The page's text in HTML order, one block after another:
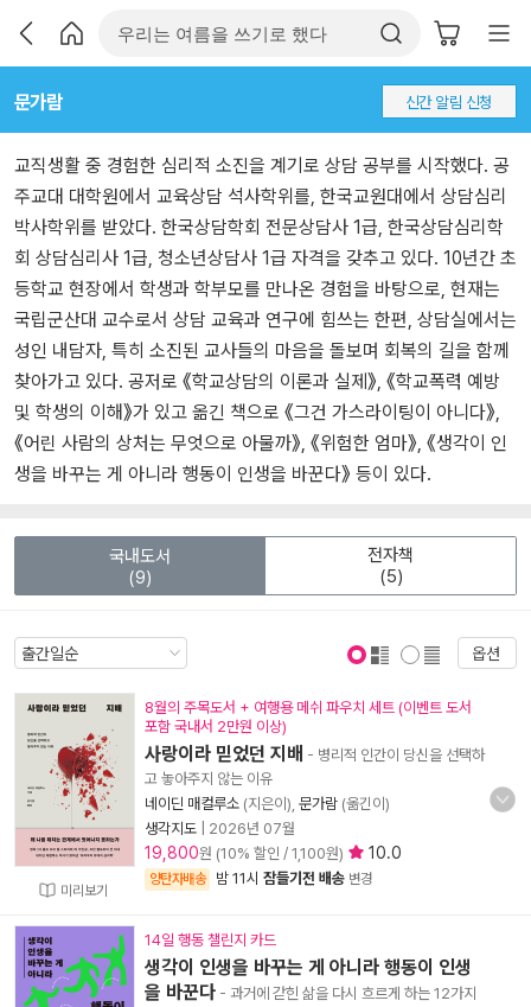
문가람 신간 알림 신청
교직생활 중 경험한 심리적 소진을 계기로 상담 공부를 시작했다. 공
주교대 대학원에서 교육상담 석사학위를, 한국교원대에서 상담심리
박사학위를 받았다. 한국상담학회 전문상담사 1급, 한국상담심리학
회 상담심리사 1급, 청소년상담사 1급 자격을 갖추고 있다. 10년간 초
등학교 현장에서 학생과 학부모를 만나온 경험을 바탕으로, 현재는
국립군산대 교수로서 상담 교육과 연구에 힘쓰는 한편, 상담실에서는
성인 내담자, 특히 소진된 교사들의 마음을 돌보며 회복의 길을 함께
찾아가고 있다. 공저로 《학교상담의 이론과 실제》, 《학교폭력 예방
및 학생의 이해》가 있고 옮긴 책으로 《그건 가스라이팅이 아니다》,
《어린 사람의 상처는 무엇으로 아물까》, 《위험한 엄마》, 《생각이 인
생을 바꾸는 게 아니라 행동이 인생을 바꾼다》 등이 있다.
국내도서
(9)
전자책
(5)
옵션
미리보기
8월의 주목도서 + 여행용 메쉬 파우치 세트 (이벤트 도서
포함 국내서 2만원 이상)
사랑이라 믿었던 지배 - 병리적 인간이 당신을 선택하
고 놓아주지 않는 이유
네이딘 매컬루소 (지은이), 문가람 (옮긴이)
생각지도
2026년 07월
19,800원 (10% 할인 / 1,100원) 10.0
양탄자배송 밤 11시 잠들기전 배송 변경
14일 행동 챌린지 카드
생각이 인생을 바꾸는 게 아니라 행동이 인생
을 바꾼다 - 과거에 갇힌 삶을 다시 흐르게 하는 12가지